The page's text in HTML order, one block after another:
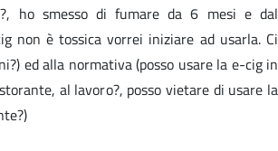
ho smesso di fumare da 6 mesi e dal
non è tossica vorrei iniziare ad usarla. Ci
ed alla normativa (posso usare la e-cig in
al lavoro?, posso vietare di usare la